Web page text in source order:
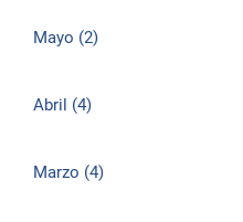
Mayo (2)
Abril (4)
Marzo (4)